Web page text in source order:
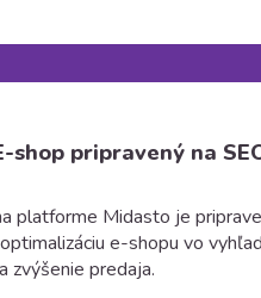
shop pripravený na
platforme Midasto je
e-shopu vo
zvýšenie predaja.